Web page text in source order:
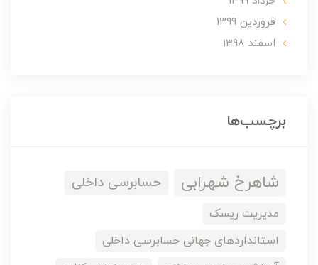
فروردین 1399
اسفند 1398
برچسب‌ها
شاهرخ شهرابی حسابرسی داخلی
مدیریت ریسک
استانداردهای جهانی حسابرسی داخلی